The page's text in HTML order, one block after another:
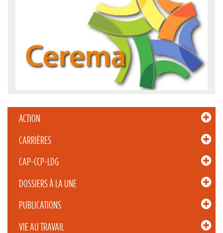
ACTION
CARRIÈRES
CAP-CCP-LDG
DOSSIERS À LA UNE
PUBLICATIONS
VIE AU TRAVAIL